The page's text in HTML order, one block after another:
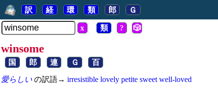
訳 経 環 類 郎 Ｇ
x 類 ? 🎲
winsome
国 郎 連 Ｇ 百
愛らしい の訳語→ irresistible lovely petite sweet well-loved